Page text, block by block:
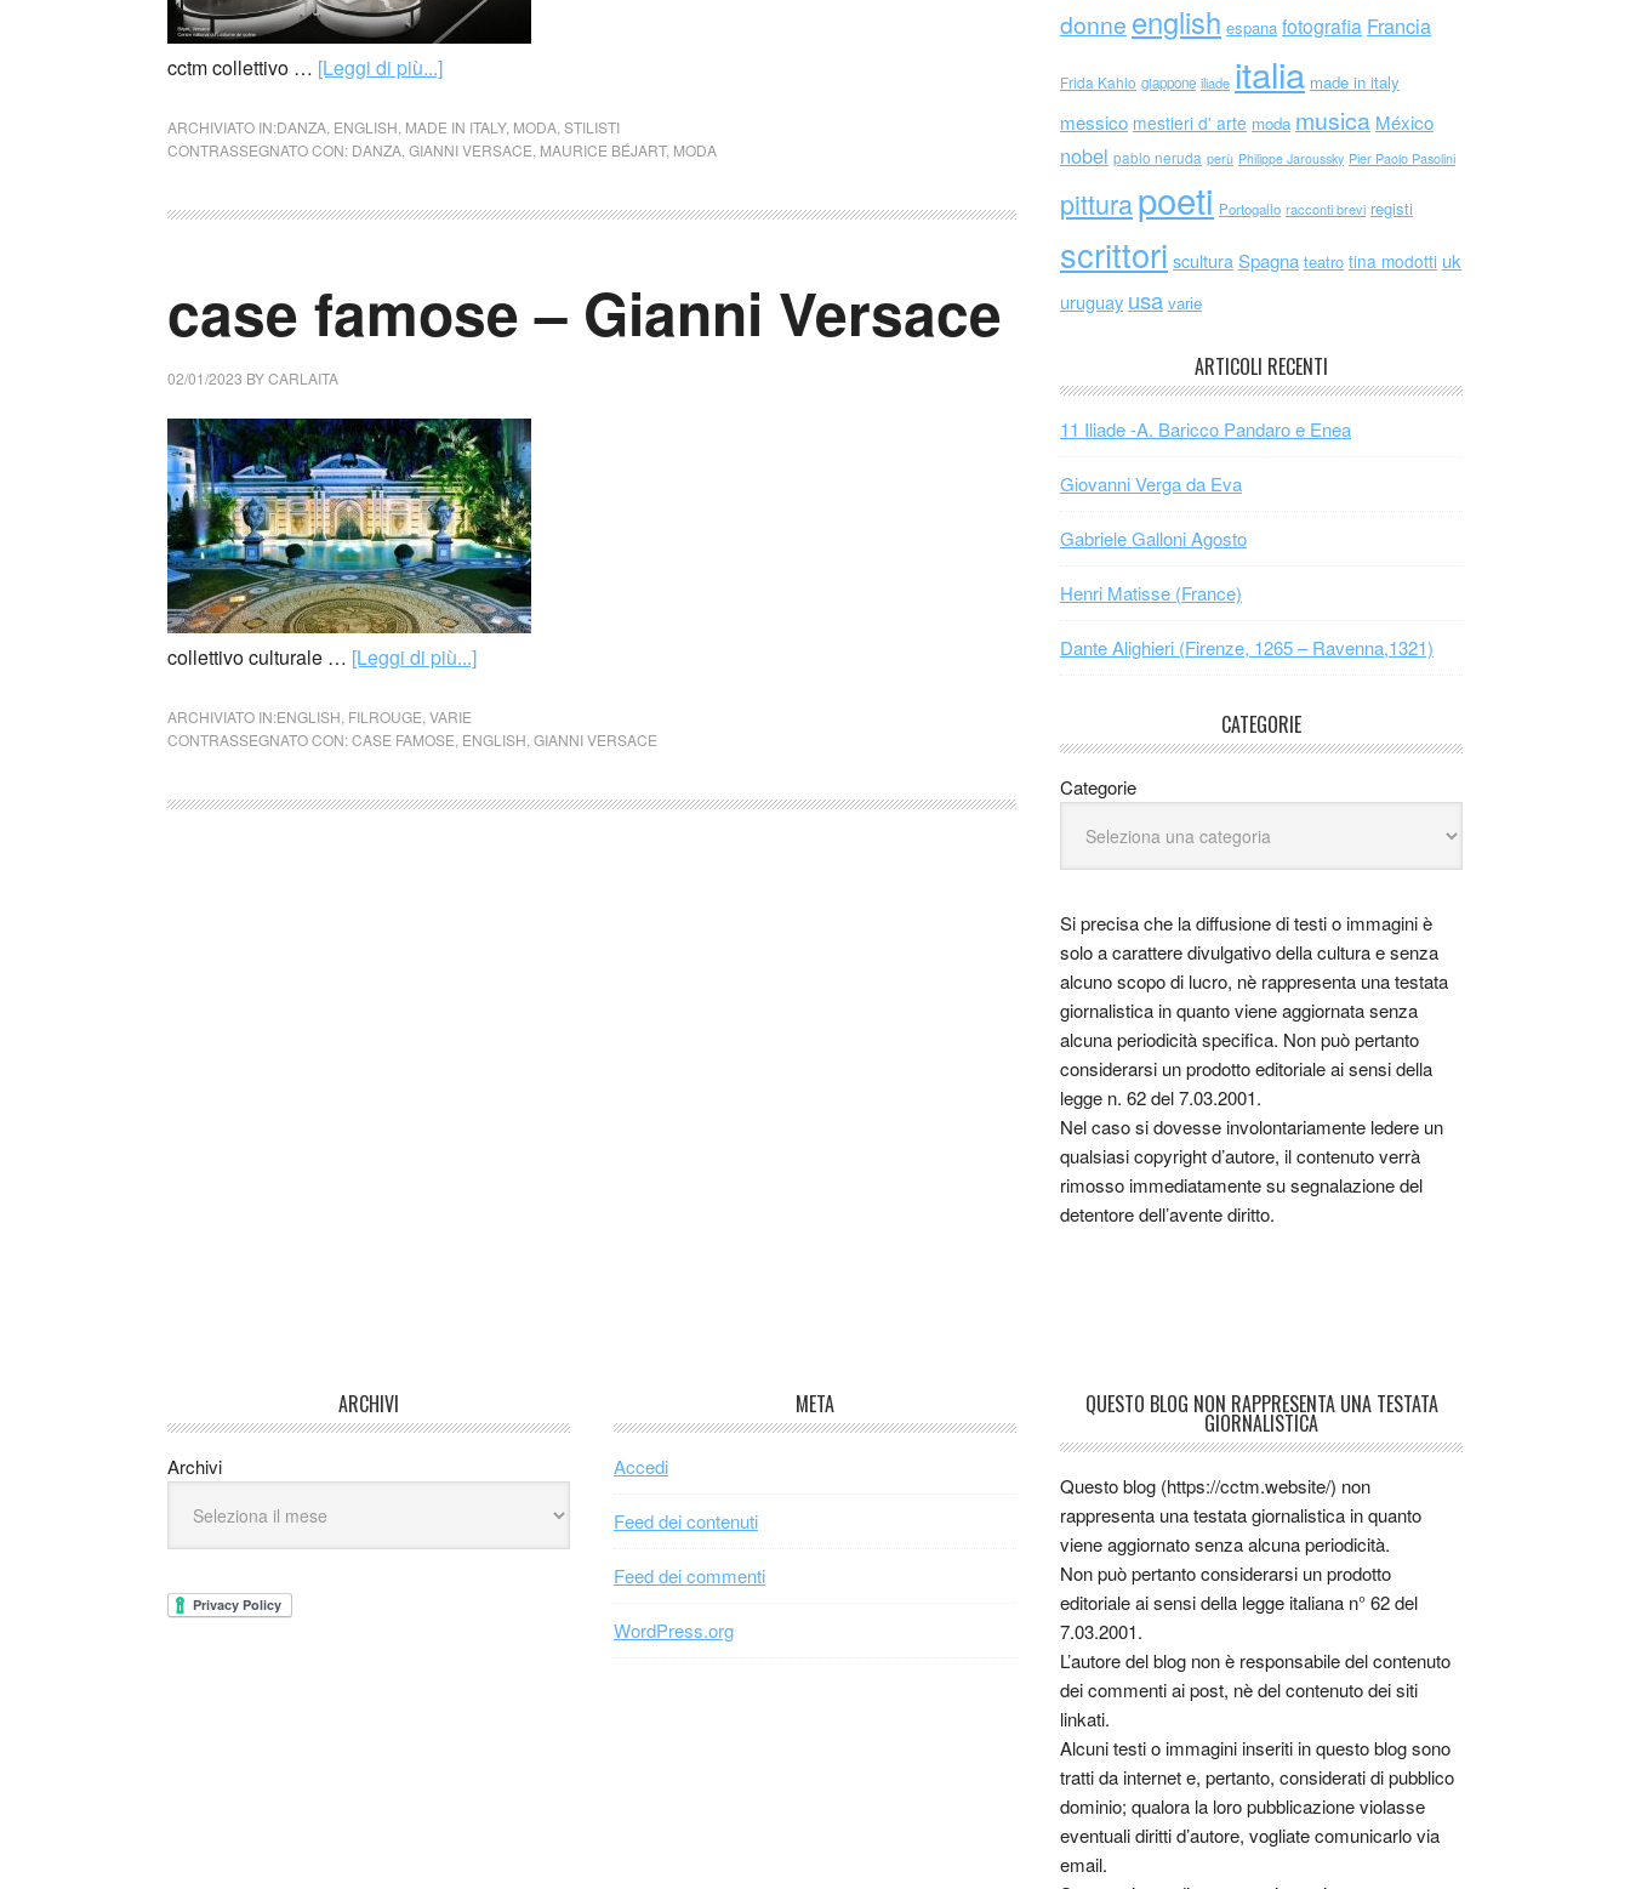
cctm collettivo … [Leggi di più...]
ARCHIVIATO IN:DANZA ENGLISH MADE IN ITALY, MODA STILISTI
CONTRASSEGNATO CON: DANZA GIANNI VERSACE MAURICE BÉJART, MODA
case famose – Gianni Versace
02/01/2023 BYCARLAITA
collettivo culturale … [Leggi di più...]
ARCHIVIATO IN:ENGLISH FILROUGE VARIE
CONTRASSEGNATO CON:CASE FAMOSE ENGLISH GIANNI VERSACE
donne english espana fotografia Francia
Frida Kahlo giappone iliade italia made in italy
messico mestieri d' arte moda musica México
nobel pablo neruda perù Philippe Jaroussky Pier Paolo Pasolini
pitturapoeti Portogallo racconti brevi registi
scrittori scultura Spagna teatro tina modotti uk
uruguay usa varie
ARTICOLI RECENTI
11 Iliade -A. Baricco Pandaro e Enea
Giovanni Verga da Eva
Gabriele Galloni Agosto
Henri Matisse (France)
Dante Alighieri (Firenze, 1265 – Ravenna,1321)
CATEGORIE
Categorie
Si precisa che la diffusione di testi o immagini è
solo a carattere divulgativo della cultura e senza
alcuno scopo di lucro, nè rappresenta una testata
giornalistica in quanto viene aggiornata senza
alcuna periodicità specifica. Non può pertanto
considerarsi un prodotto editoriale ai sensi della
legge n. 62 del 7.03.2001.
Nel caso si dovesse involontariamente ledere un
qualsiasi copyright d’autore, il contenuto verrà
rimosso immediatamente su segnalazione del
detentore dell’avente diritto.
ARCHIVI
Archivi
META
Accedi
Feed dei contenuti
Feed dei commenti
WordPress.org
QUESTO BLOG NON RAPPRESENTA UNA TESTATA
GIORNALISTICA
Questo blog (https://cctm.website/) non
rappresenta una testata giornalistica in quanto
viene aggiornato senza alcuna periodicità.
Non può pertanto considerarsi un prodotto
editoriale ai sensi della legge italiana n° 62 del
7.03.2001.
L’autore del blog non è responsabile del contenuto
dei commenti ai post, nè del contenuto dei siti
linkati.
Alcuni testi o immagini inseriti in questo blog sono
tratti da internet e, pertanto, considerati di pubblico
dominio; qualora la loro pubblicazione violasse
eventuali diritti d’autore, vogliate comunicarlo via
email.